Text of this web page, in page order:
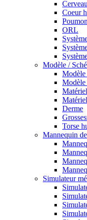
Coeur
ORL
Modèle /
Modèle
Modèle
Derme
Torse
Mannequin
Simulateur